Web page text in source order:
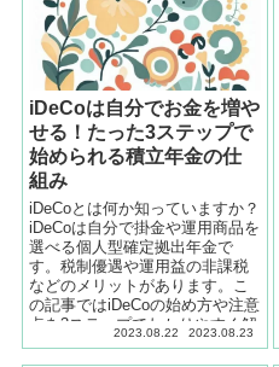
iDeCoは自分でお金を増や
せる！たった3ステップで
始められる積立年金の仕
組み
iDeCoとは何か知っていますか？
iDeCoは自分で掛金や運用商品を
選べる個人型確定拠出年金で
す。税制優遇や運用益の非課税
などのメリットがあります。こ
の記事ではiDeCoの始め方や注意
点を3ステップでわかりやすく解
2023.08.22 2023.08.23